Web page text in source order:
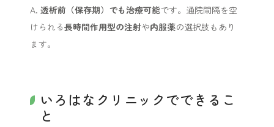
A.透析前（保存期）でも治療可能です。通院間隔を空
けられる長時間作用型の注射や内服薬の選択肢もあり
ます。
いろはなクリニックでできるこ
と